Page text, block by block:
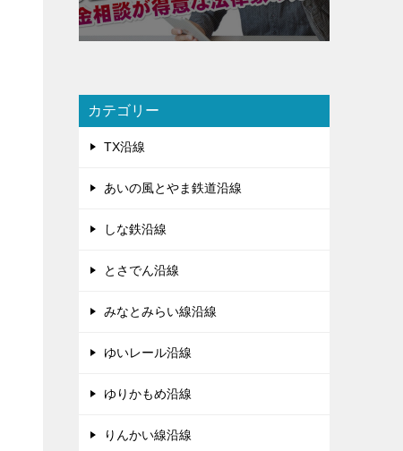
カテゴリー
TX沿線
あいの風とやま鉄道沿線
しな鉄沿線
とさでん沿線
みなとみらい線沿線
ゆいレール沿線
ゆりかもめ沿線
りんかい線沿線